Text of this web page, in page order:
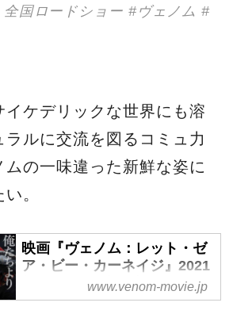
国ロードショー #ヴェノム #
イケデリックな世界にも溶
ラルに交流を図るコミュ力
の一味違った新鮮な姿に
。
映画『ヴェノム：レット・ゼ
ア・ビー・カーネイジ』2021
年12月3日（金）全国ロード
ショー | オフィシャルサイト |
www.venom-movie.jp